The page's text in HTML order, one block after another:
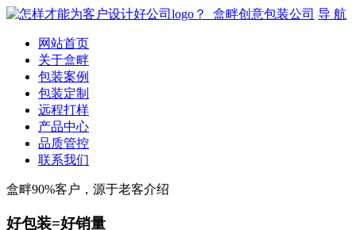
导 航
网站首页
关于盒畔
包装案例
包装定制
远程打样
产品中心
品质管控
联系我们
盒畔90%客户，源于老客介绍
好包装=好销量